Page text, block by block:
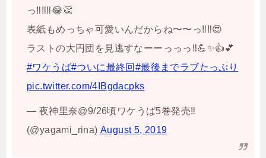
っ‼️‼️‼️😂👏
表紙もめっちゃ可愛いんだからね〜〜っ‼️‼️😍
ラストの大円団を見逃すなーーっっっ‼️💪✨👍💕
#ワケうば#ついに最終回 #最後までラブたっぷり
pic.twitter.com/4IBgdacpks
— 夜神里奈@9/26頃ワケうば5巻発売‼︎
(@yagami_rina)August 5, 2019